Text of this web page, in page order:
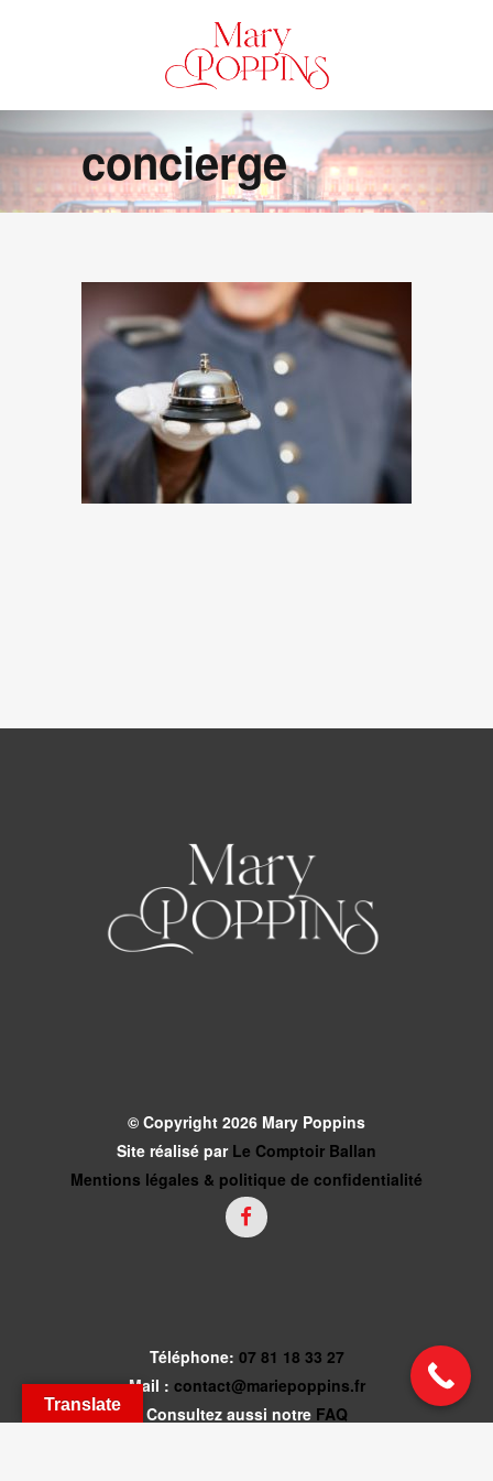
concierge
© Copyright 2026 Mary Poppins
Site réalisé par Le Comptoir Ballan
Mentions légales & politique de confidentialité
Téléphone: 07 81 18 33 27
Mail : contact@mariepoppins.fr
Consultez aussi notre FAQ
Translate